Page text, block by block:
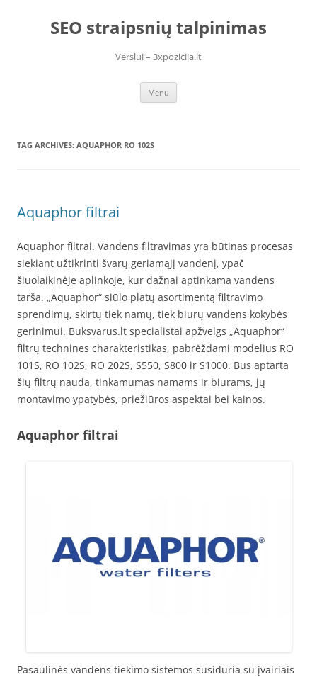
contentSEO straipsnių talpinimas
Verslui – 3xpozicija.lt
Menu
TAG ARCHIVES: AQUAPHOR RO 102S
Aquaphor filtrai
Aquaphor filtrai. Vandens filtravimas yra būtinas procesas
siekiant užtikrinti švarų geriamąjį vandenį, ypač
šiuolaikinėje aplinkoje, kur dažnai aptinkama vandens
tarša. „Aquaphor“ siūlo platų asortimentą filtravimo
sprendimų, skirtų tiek namų, tiek biurų vandens kokybės
gerinimui. Buksvarus.lt specialistai apžvelgs „Aquaphor“
filtrų technines charakteristikas, pabrėždami modelius RO
101S, RO 102S, RO 202S, S550, S800 ir S1000. Bus aptarta
šių filtrų nauda, tinkamumas namams ir biurams, jų
montavimo ypatybės, priežiūros aspektai bei kainos.
Aquaphor filtrai
Pasaulinės vandens tiekimo sistemos susiduria su įvairiais